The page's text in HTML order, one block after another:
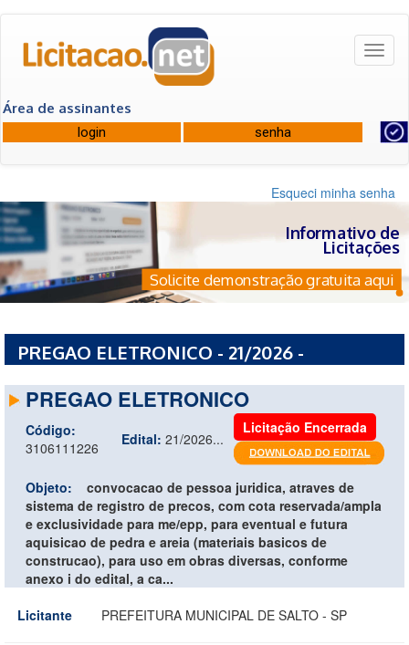
Área de assinantes
Esqueci minha senha
Informativo de
Licitações
Solicite demonstração gratuita aqui
PREGAO ELETRONICO - 21/2026 -
PREGAO ELETRONICO
Código:
3106111226
Edital: 21/2026...
Licitação Encerrada
Objeto:
convocacao de pessoa juridica, atraves de
sistema de registro de precos, com cota reservada/ampla
e exclusividade para me/epp, para eventual e futura
aquisicao de pedra e areia (materiais basicos de
construcao), para uso em obras diversas, conforme
anexo i do edital, a ca...
Licitante
PREFEITURA MUNICIPAL DE SALTO - SP